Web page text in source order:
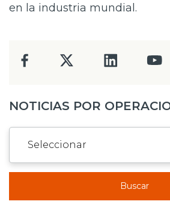
en la industria mundial.
NOTICIAS POR
Buscar